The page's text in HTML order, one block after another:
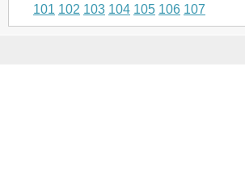
101 102 103 104 105 106 107